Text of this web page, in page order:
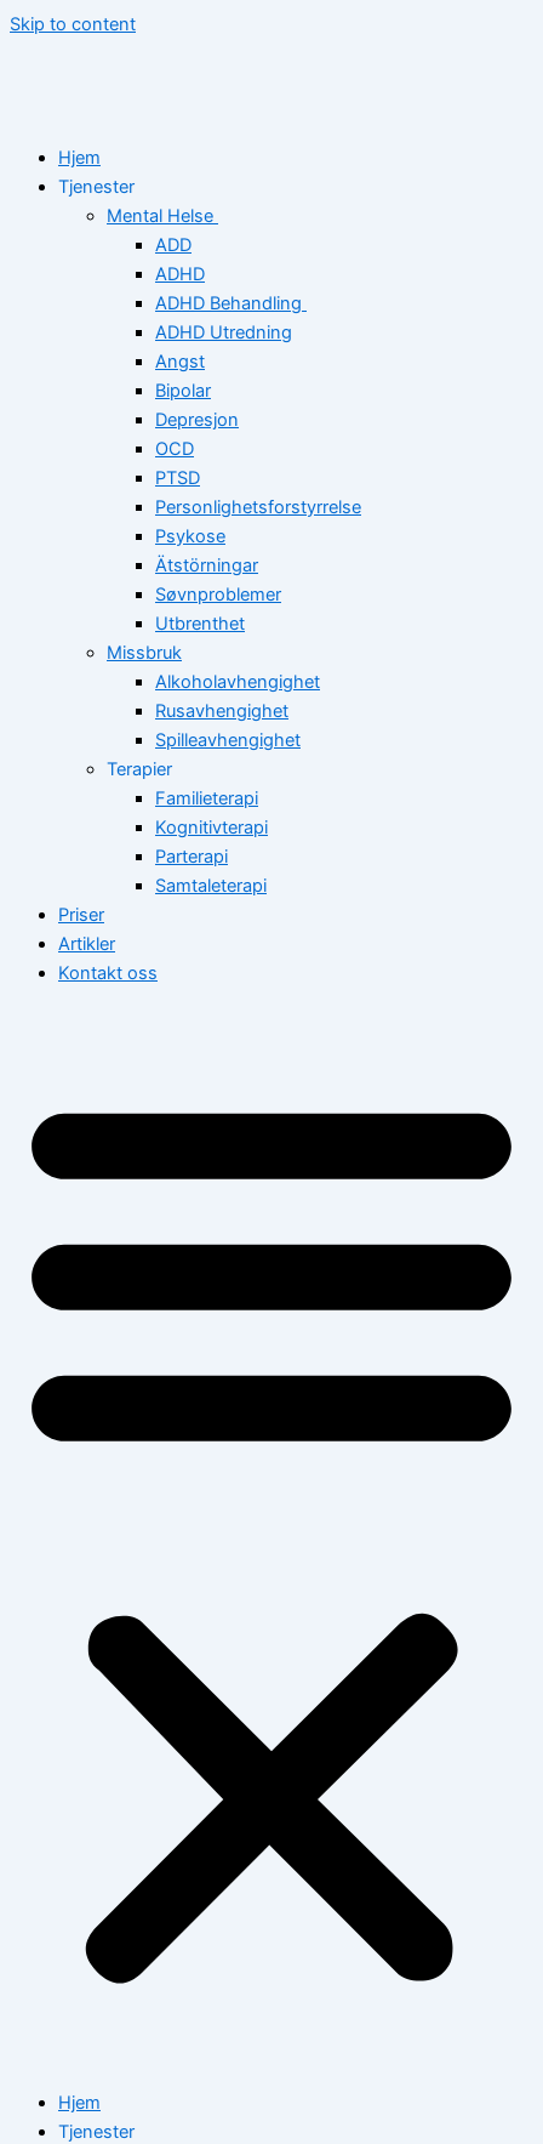
Skip to content
Hjem
Tjenester
Mental Helse
ADD
ADHD
ADHD Behandling
ADHD Utredning
Angst
Bipolar
Depresjon
OCD
PTSD
Personlighetsforstyrrelse
Psykose
Ätstörningar
Søvnproblemer
Utbrenthet
Missbruk
Alkoholavhengighet
Rusavhengighet
Spilleavhengighet
Terapier
Familieterapi
Kognitivterapi
Parterapi
Samtaleterapi
Priser
Artikler
Kontakt oss
Hjem
Tjenester